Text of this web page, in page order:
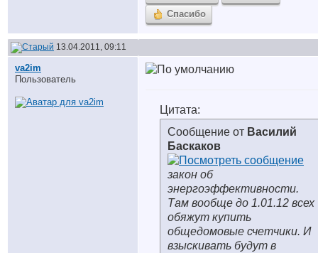
Спасибо
13.04.2011, 09:11
va2im
Пользователь
Цитата:
Сообщение от Василий
Баскаков
закон об
энергоэффективности.
Там вообще до 1.01.12 всех
обяжут купить
общедомовые счетчики. И
взыскивать будут в